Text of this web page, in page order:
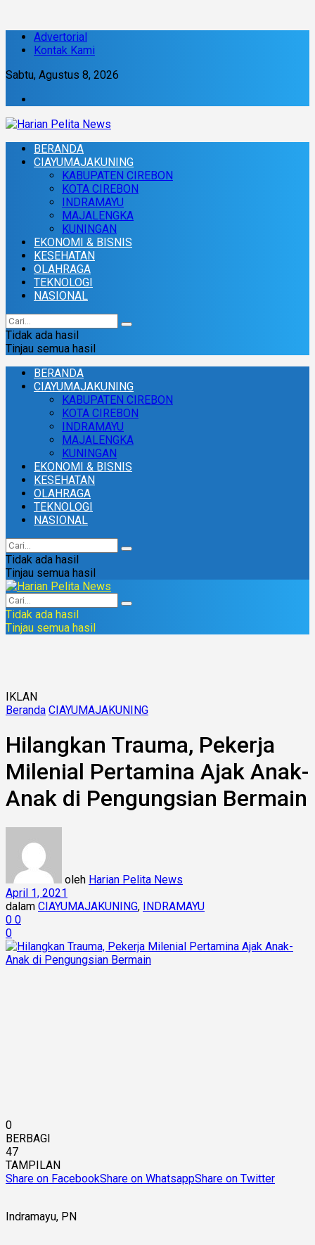
Advertorial
Kontak Kami
Sabtu, Agustus 8, 2026
BERANDA
CIAYUMAJAKUNING
KABUPATEN CIREBON
KOTA CIREBON
INDRAMAYU
MAJALENGKA
KUNINGAN
EKONOMI & BISNIS
KESEHATAN
OLAHRAGA
TEKNOLOGI
NASIONAL
Tidak ada hasil
Tinjau semua hasil
BERANDA
CIAYUMAJAKUNING
KABUPATEN CIREBON
KOTA CIREBON
INDRAMAYU
MAJALENGKA
KUNINGAN
EKONOMI & BISNIS
KESEHATAN
OLAHRAGA
TEKNOLOGI
NASIONAL
Tidak ada hasil
Tinjau semua hasil
Tidak ada hasil
Tinjau semua hasil
IKLAN
Beranda CIAYUMAJAKUNING
Hilangkan Trauma, Pekerja
Milenial Pertamina Ajak Anak-
Anak di Pengungsian Bermain
oleh Harian Pelita News
April 1, 2021
dalam CIAYUMAJAKUNING, INDRAMAYU
0 0
0
0
BERBAGI
47
TAMPILAN
Share on FacebookShare on WhatsappShare on Twitter
Indramayu, PN